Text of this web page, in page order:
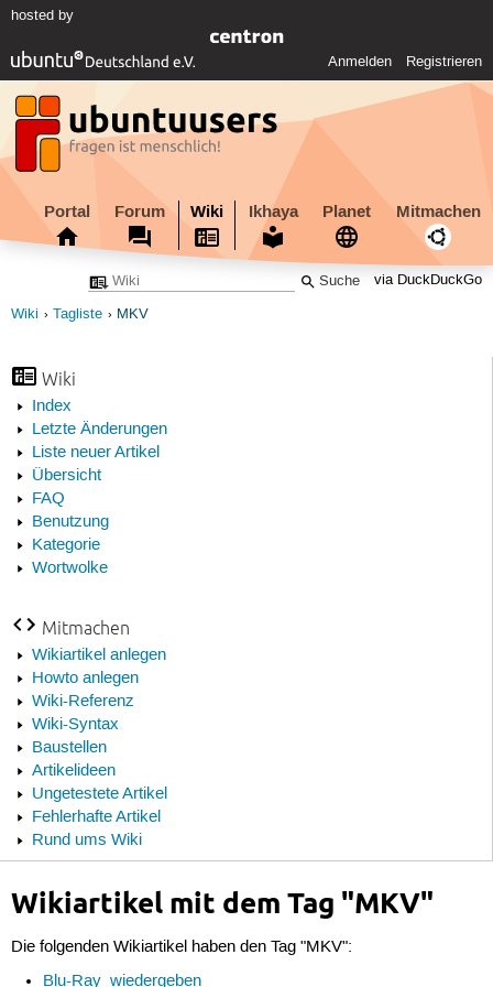
hosted by
Anmelden Registrieren
Portal Forum Wiki Ikhaya Planet Mitmachen
via DuckDuckGo
Wiki Tagliste MKV
Wiki
Index
Letzte Änderungen
Liste neuer Artikel
Übersicht
FAQ
Benutzung
Kategorie
Wortwolke
Mitmachen
Wikiartikel anlegen
Howto anlegen
Wiki-Referenz
Wiki-Syntax
Baustellen
Artikelideen
Ungetestete Artikel
Fehlerhafte Artikel
Rund ums Wiki
Wikiartikel mit dem Tag "MKV"
Die folgenden Wikiartikel haben den Tag "MKV":
Blu-Ray_wiedergeben